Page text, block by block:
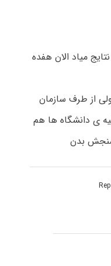
میاد الان هفده
از طرف سازمان
ی دانشگاه ها هم
سنجش بدن